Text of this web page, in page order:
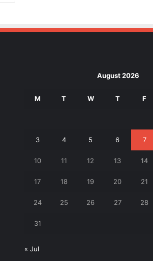
August 2026
M T W T F
3 4 5 6 7
10 11 12 13 14
17 18 19 20 21
24 25 26 27 28
31
« Jul